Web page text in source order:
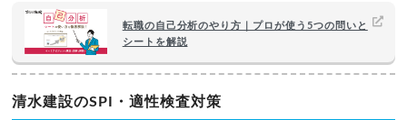
転職の自己分析のやり方｜プロが使う5つの問いと
シートを解説
清水建設のSPI・適性検査対策